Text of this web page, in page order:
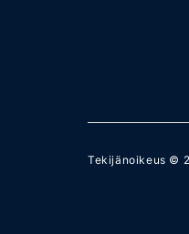
Tekijänoikeus ©